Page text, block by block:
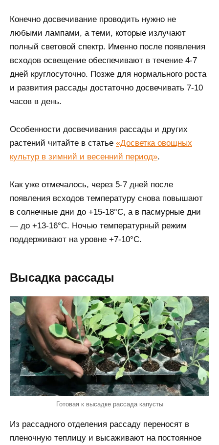
Конечно досвечивание проводить нужно не
любыми лампами, а теми, которые излучают
полный световой спектр. Именно после появления
всходов освещение обеспечивают в течение 4-7
дней круглосуточно. Позже для нормального роста
и развития рассады достаточно досвечивать 7-10
часов в день.
Особенности досвечивания рассады и других
растений читайте в статье «Досветка овощных
культур в зимний и весенний период».
Как уже отмечалось, через 5-7 дней после
появления всходов температуру снова повышают
в солнечные дни до +15-18°С, а в пасмурные дни
— до +13-16°С. Ночью температурный режим
поддерживают на уровне +7-10°С.
Высадка рассады
Готовая к высадке рассада капусты
Из рассадного отделения рассаду переносят в
пленочную теплицу и высаживают на постоянное